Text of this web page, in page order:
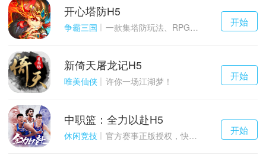
千百度h5
游戏
开始
开心塔防H5
争霸三国 一款集塔防玩法、RPG策略、卡牌养成于一体的轻度H5游戏
千百度h5
游戏
开始
新倚天屠龙记H5
唯美仙侠 许你一场江湖梦！
千百度h5
游戏
开始
中职篮：全力以赴H5
休闲竞技 官方赛事正版授权，快来打造属于自己的传奇吧~